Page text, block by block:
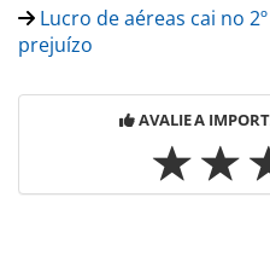
Lucro de aéreas cai no
prejuízo
AVALIE A